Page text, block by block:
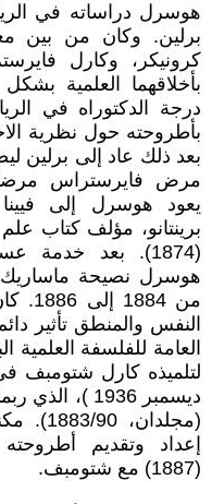
هوسرل دراساته في
برلين. وكان من بين
كرونيكر، وكارل
بأخلاقهما العلمية
بعد ذلك عاد إلى برلين
مرض فايرستراس
يعود هوسرل إلى
برينتانو، مؤلف كتاب
(1874). بعد خدمة
هوسرل نصيحة ماساريك
من
النفس والمنطق تأثير
العامة للفلسفة
ديسمبر 1936
إعداد وتقديم
(1887) مع شتومبف.